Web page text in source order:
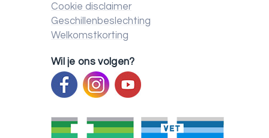
Cookie disclaimer
Geschillenbeslechting
Welkomstkorting
Wil je ons volgen?